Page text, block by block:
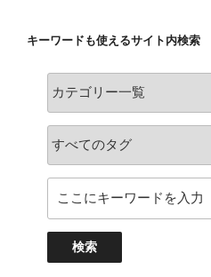
キーワードも使えるサイト内検索